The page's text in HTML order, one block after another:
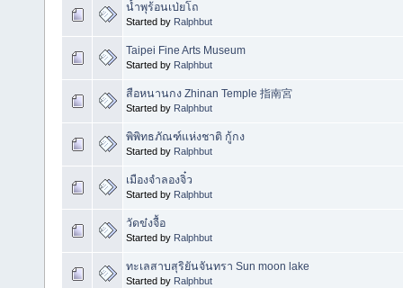
น้ำพุร้อนเป่ยโถ
Started by Ralphbut
Taipei Fine Arts Museum
Started by Ralphbut
สือหนานกง Zhinan Temple 指南宮
Started by Ralphbut
พิพิทธภัณฑ์แห่งชาติ กู้กง
Started by Ralphbut
เมืองจำลองจิ๋ว
Started by Ralphbut
วัดข๋งจื้อ
Started by Ralphbut
ทะเลสาบสุริยันจันทรา Sun moon lake
Started by Ralphbut